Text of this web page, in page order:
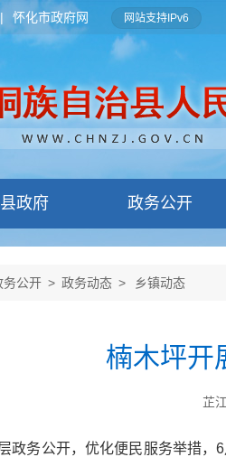
| 怀化市政府网 网站支持IPv6
县政府 政务公开
务公开 > 政务动态 > 乡镇动态
楠木坪开
芷
政务公开，优化便民服务举措